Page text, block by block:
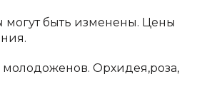
быть изменены. Цены
Орхидея,роза,